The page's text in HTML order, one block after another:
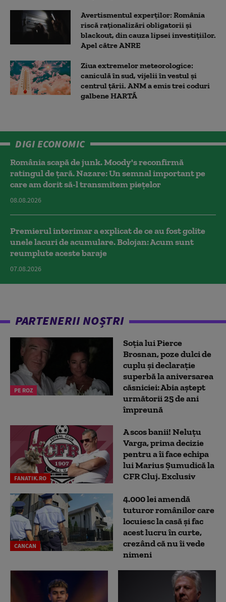
Avertismentul experților: România
riscă raționalizări obligatorii și
blackout, din cauza lipsei investițiilor.
Apel către ANRE
Ziua extremelor meteorologice:
caniculă în sud, vijelii în vestul și
centrul țării. ANM a emis trei coduri
galbene HARTĂ
DIGI ECONOMIC
România scapă de junk. Moody's reconfirmă
ratingul de țară. Nazare: Un semnal important pe
care am dorit să-l transmitem piețelor
08.08.2026
Premierul interimar a explicat de ce au fost golite
unele lacuri de acumulare. Bolojan: Acum sunt
reumplute aceste baraje
07.08.2026
PARTENERII NOȘTRI
PE ROZ
Soția lui Pierce
Brosnan, poze dulci de
cuplu și declarație
superbă la aniversarea
căsniciei: Abia aștept
următorii 25 de ani
împreună
FANATIK.RO
A scos banii! Neluțu
Varga, prima decizie
pentru a îi face echipa
lui Marius Șumudică la
CFR Cluj. Exclusiv
CANCAN
4.000 lei amendă
tuturor românilor care
locuiesc la casă și fac
acest lucru în curte,
crezând că nu îi vede
nimeni